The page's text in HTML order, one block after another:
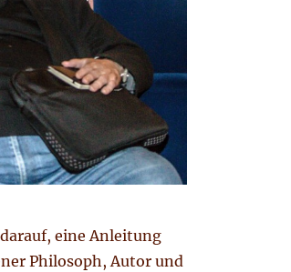
eine Anleitung
Philosoph, Autor und